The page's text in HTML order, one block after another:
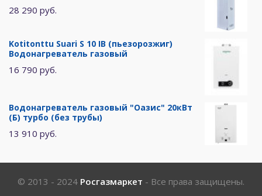
28 290 руб.
Kotitonttu Suari S 10 IB (пьезорозжиг)
Водонагреватель газовый
16 790 руб.
Водонагреватель газовый "Оазис" 20кВт
(Б) турбо (без трубы)
13 910 руб.
© 2013 - 2024 Росгазмаркет - Все права защищены.